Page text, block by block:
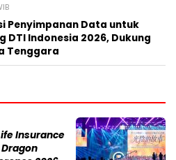
Penyimpanan Data untuk
DTI Indonesia 2026, Dukung
Tenggara
Insurance